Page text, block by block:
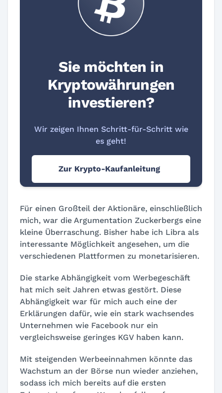
Sie möchten in
Kryptowährungen
investieren?
Wir zeigen Ihnen Schritt-für-Schritt wie
es geht!
Zur Krypto-Kaufanleitung
Für einen Großteil der Aktionäre, einschließlich
mich, war die Argumentation Zuckerbergs eine
kleine Überraschung. Bisher habe ich Libra als
interessante Möglichkeit angesehen, um die
verschiedenen Plattformen zu monetarisieren.
Die starke Abhängigkeit vom Werbegeschäft
hat mich seit Jahren etwas gestört. Diese
Abhängigkeit war für mich auch eine der
Erklärungen dafür, wie ein stark wachsendes
Unternehmen wie Facebook nur ein
vergleichsweise geringes KGV haben kann.
Mit steigenden Werbeeinnahmen könnte das
Wachstum an der Börse nun wieder anziehen,
sodass ich mich bereits auf die ersten